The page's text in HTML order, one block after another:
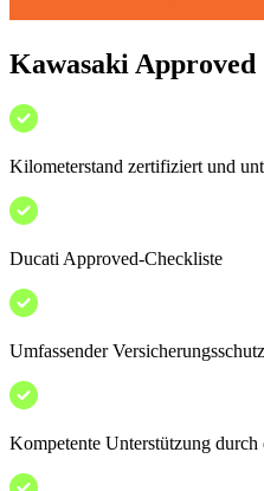
Kawasaki Approved
Kilometerstand zertifiziert und
Ducati Approved-Checkliste
Umfassender
Kompetente Unterstützung